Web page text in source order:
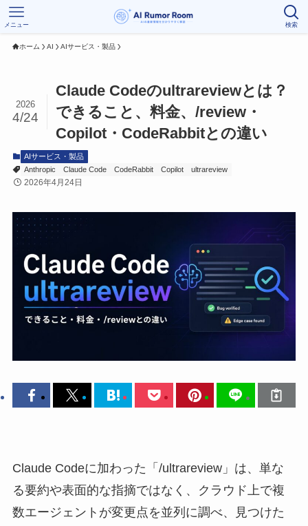
検索
メニュー
ホーム AI AIサービス・製品
Claude Codeのultrareviewとは？
できること、料金、/review・
Copilot・CodeRabbitとの違い
2026
4/24
AIサービス・製品
Anthropic
Claude Code CodeRabbit Copilot ultrareview
2026年4月24日
Claude Codeに加わった「/ultrareview」は、単な
る要約や表面的な指摘ではなく、クラウド上で複
数エージェントが変更点を並列に調べ、見つけた